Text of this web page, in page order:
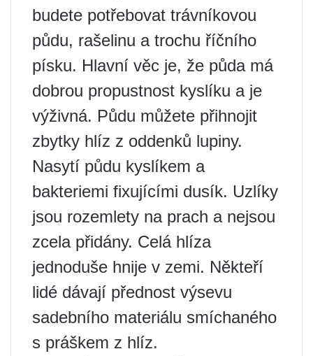
budete potřebovat trávníkovou
půdu, rašelinu a trochu říčního
písku. Hlavní věc je, že půda má
dobrou propustnost kyslíku a je
výživná. Půdu můžete přihnojit
zbytky hlíz z oddenků lupiny.
Nasytí půdu kyslíkem a
bakteriemi fixujícími dusík. Uzlíky
jsou rozemlety na prach a nejsou
zcela přidány. Celá hlíza
jednoduše hnije v zemi. Někteří
lidé dávají přednost výsevu
sadebního materiálu smíchaného
s práškem z hlíz.